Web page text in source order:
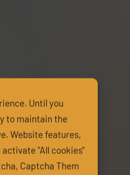
Until you
to maintain the
Website features,
"All cookies"
Captcha Them